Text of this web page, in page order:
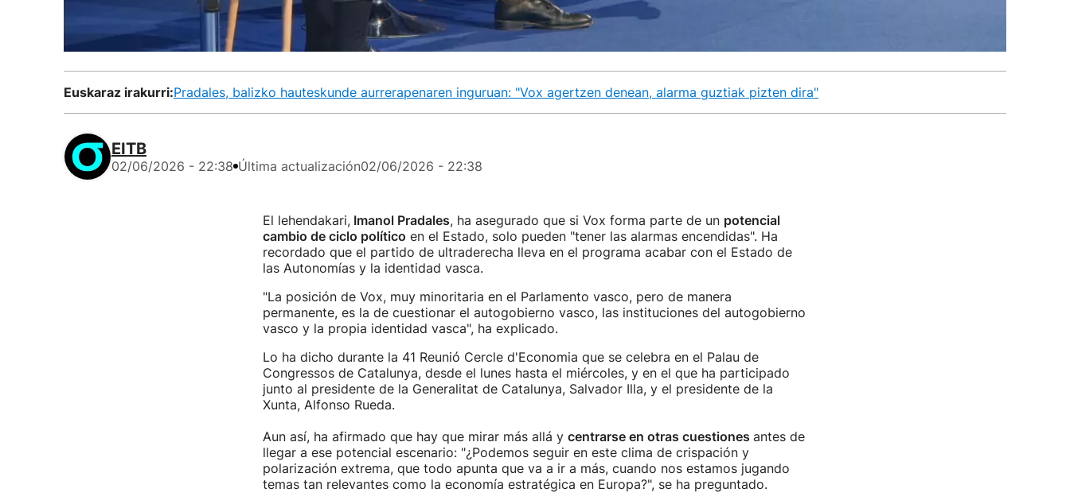
Euskaraz irakurri:Pradales, balizko hauteskunde aurrerapenaren inguruan: "Vox agertzen denean, alarma guztiak pizten dira"
EITB
02/06/2026 - 22:38 Última actualización02/06/2026 - 22:38
El lehendakari,Imanol Pradales, ha asegurado que si Vox forma parte de un potencial
cambio de ciclo político en el Estado, solo pueden "tener las alarmas encendidas". Ha
recordado que el partido de ultraderecha lleva en el programa acabar con el Estado de
las Autonomías y la identidad vasca.
"La posición de Vox, muy minoritaria en el Parlamento vasco, pero de manera
permanente, es la de cuestionar el autogobierno vasco, las instituciones del autogobierno
vasco y la propia identidad vasca", ha explicado.
Lo ha dicho durante la 41 Reunió Cercle d'Economia que se celebra en el Palau de
Congressos de Catalunya, desde el lunes hasta el miércoles, y en el que ha participado
junto al presidente de la Generalitat de Catalunya, Salvador Illa, y el presidente de la
Xunta, Alfonso Rueda.
Aun así, ha afirmado que hay que mirar más allá y centrarse en otras cuestiones antes de
llegar a ese potencial escenario: "¿Podemos seguir en este clima de crispación y
polarización extrema, que todo apunta que va a ir a más, cuando nos estamos jugando
temas tan relevantes como la economía estratégica en Europa?", se ha preguntado.